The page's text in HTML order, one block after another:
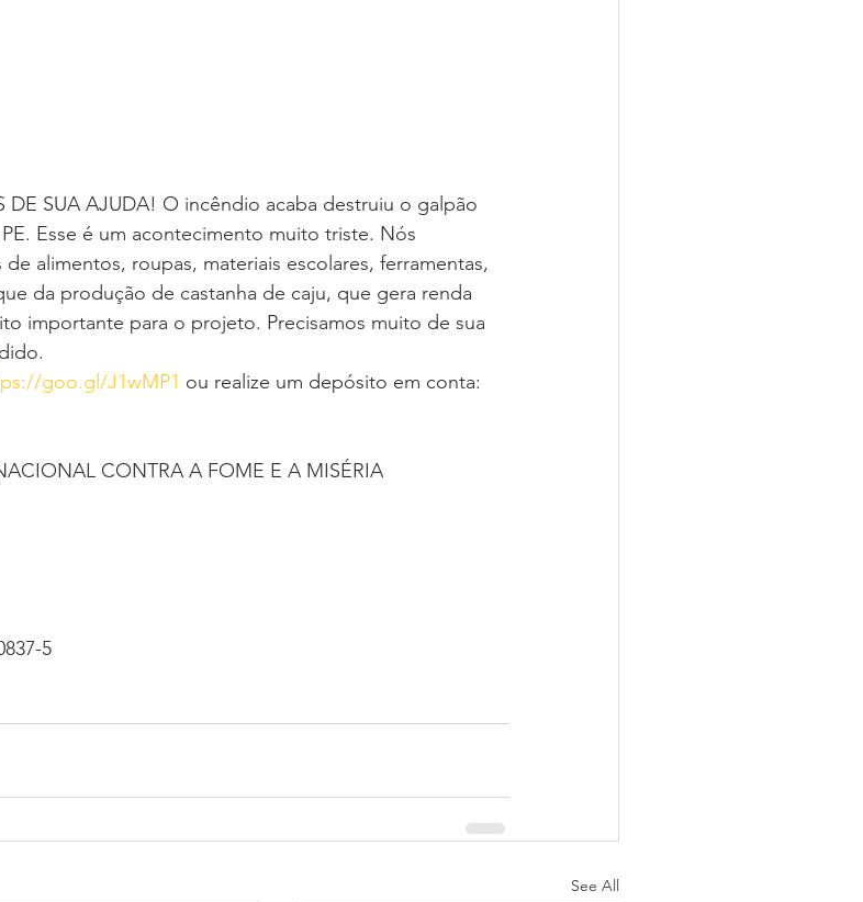
DE SUA AJUDA! O incêndio acaba destruiu o galpão
Esse é um acontecimento muito triste. Nós
alimentos, roupas, materiais escolares, ferramentas,
da produção de castanha de caju, que gera renda
importante para o projeto. Precisamos muito de sua
goo.gl/J1wMP1 ou realize um depósito em conta:
CONTRA A FOME E A MISÉRIA
5
See All